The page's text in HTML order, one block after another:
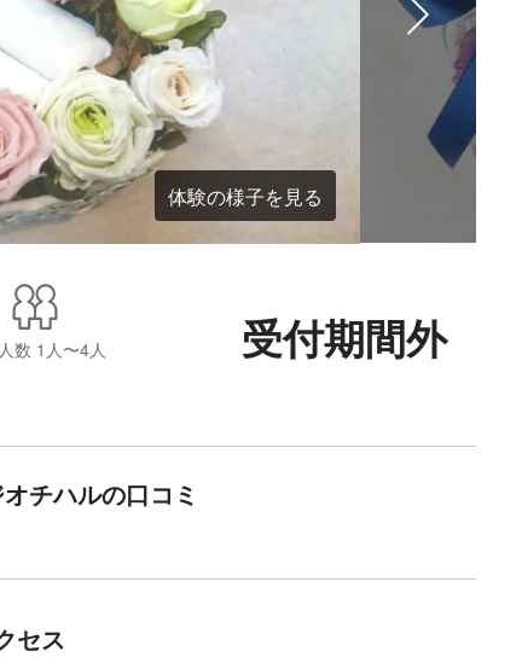
体験の様子を見る
数 1人〜4人 受付期間外
チハルの口コミ
セス